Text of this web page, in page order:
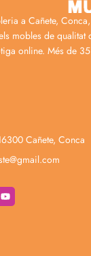
a Cañete,
mobles de qualitat
online. Més de
Cañete, Conca